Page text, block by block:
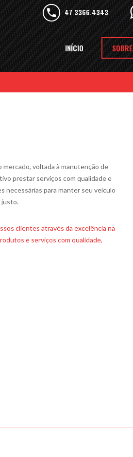
47 3366.4343
INÍCIO SOBRE
voltada à manutenção de
prestar serviços com qualidade e
necessárias para manter seu veículo
justo.
clientes através da excelência na
e serviços com qualidade,
maiores perspectivas de mercado,